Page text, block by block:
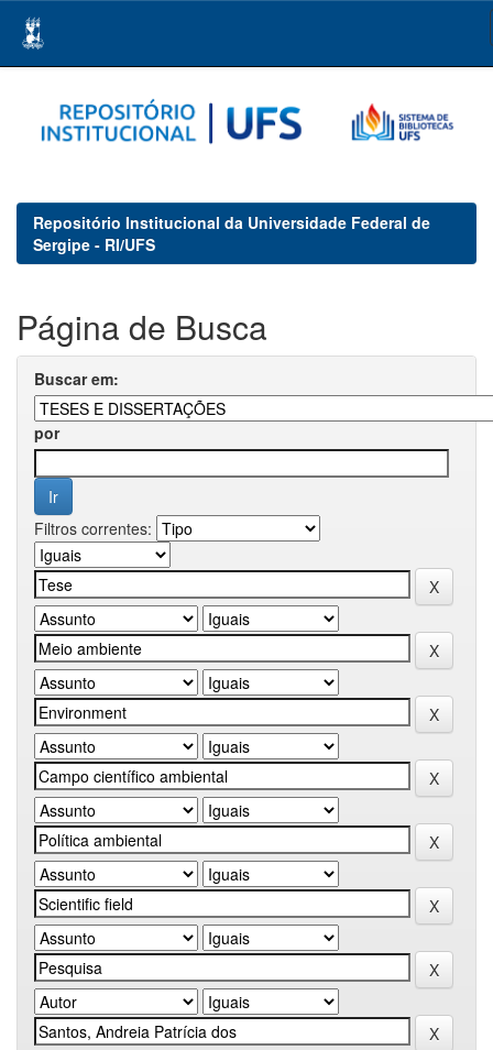
navigation
Repositório Institucional da Universidade Federal de
Sergipe - RI/UFS
Página de Busca
Buscar em:
por
Filtros correntes: